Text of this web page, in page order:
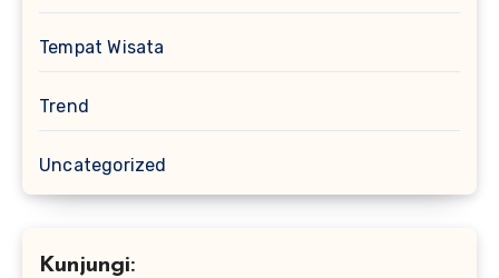
Tempat Wisata
Trend
Uncategorized
Kunjungi: